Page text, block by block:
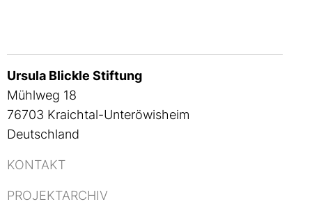
Ursula Blickle Stiftung
Mühlweg 18
76703 Kraichtal-Unteröwisheim
Deutschland
KONTAKT
PROJEKTARCHIV